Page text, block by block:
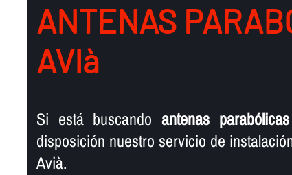
ANTENAS
AVIà
Si está buscandoantenas
disposición nuestro servicio de
Avià.